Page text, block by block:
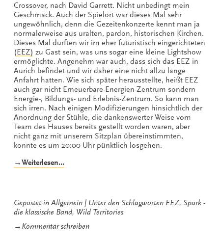
Crossover, nach David Garrett. Nicht unbedingt mein
Geschmack. Auch der Spielort war dieses Mal sehr
ungewöhnlich, denn die Gezeitenkonzerte kennt man ja
normalerweise aus uralten, pardon, historischen Kirchen.
Dieses Mal durften wir im eher futuristisch eingerichteten
(EEZ) zu Gast sein, was uns sogar eine kleine Lightshow
ermöglichte. Angenehm war auch, dass sich das EEZ in
Aurich befindet und wir daher eine nicht allzu lange
Anfahrt hatten. Wie sich später herausstellte, heißt EEZ
auch gar nicht Erneuerbare-Energien-Zentrum sondern
Energie-, Bildungs- und Erlebnis-Zentrum. So kann man
sich irren. Nach einigen Modifizierungen hinsichtlich der
Anordnung der Stühle, die dankenswerter Weise vom
Team des Hauses bereits gestellt worden waren, aber
nicht ganz mit unserem Sitzplan übereinstimmten,
konnte es um 20:00 Uhr pünktlich losgehen.
→Weiterlesen…„Gezeiten
Gepostet in Allgemein Unter den Schlagworten EEZ, Spark -
die klassische Band, Wild Territories
→ Kommentar schreibenzu